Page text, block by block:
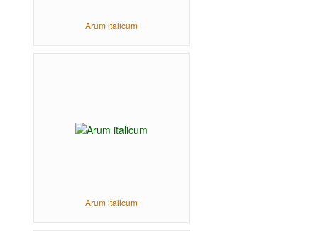
Arum italicum
Arum italicum